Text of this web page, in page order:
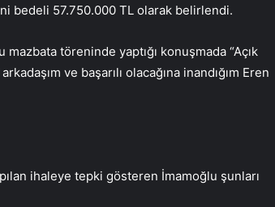
bedeli 57.750.000 TL olarak belirlendi.
töreninde yaptığı konuşmada “Açık
ve başarılı olacağına inandığım Eren
ihaleye tepki gösteren İmamoğlu şunları